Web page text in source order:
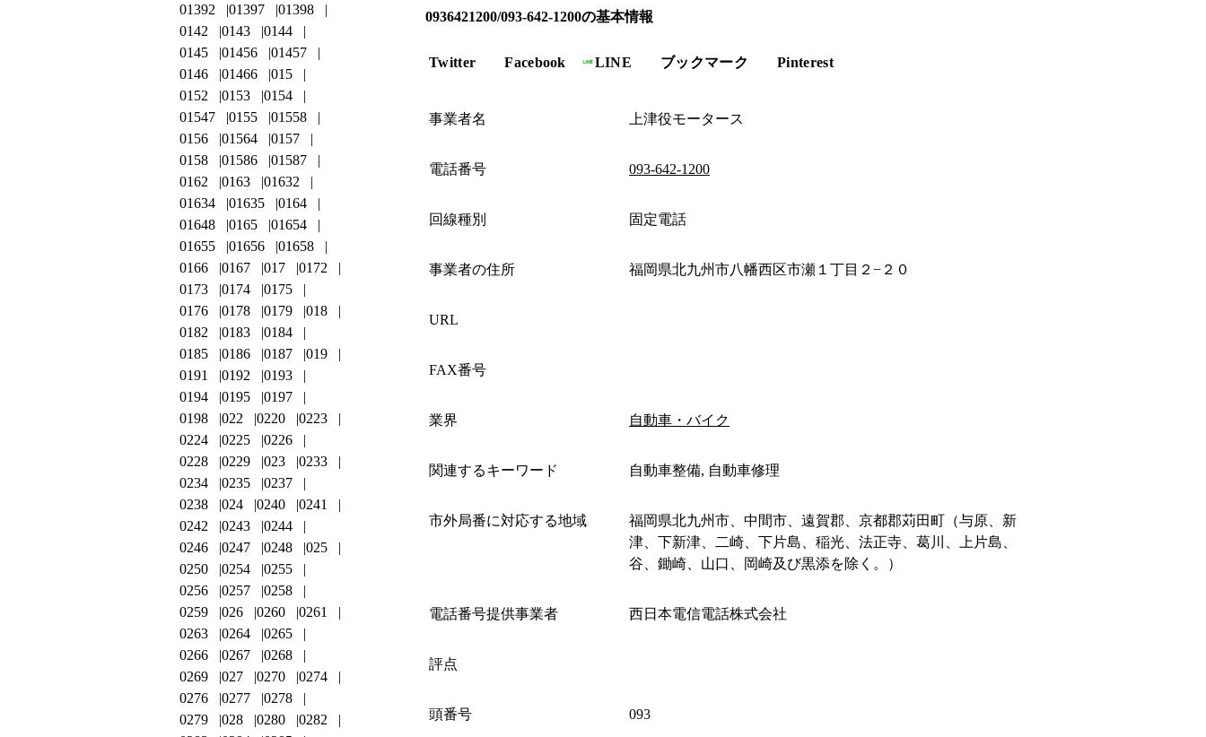
0936421200/093-642-1200の基本情報
Twitter Facebook LINE ブックマーク Pinterest
事業者名 上津役モータース
電話番号 093-642-1200
回線種別 固定電話
事業者の住所 福岡県北九州市八幡西区市瀬１丁目２−２０
URL
FAX番号
業界 自動車・バイク
関連するキーワード 自動車整備, 自動車修理
市外局番に対応する地域
福岡県北九州市、中間市、遠賀郡、京都郡苅田町（与原、新
津、下新津、二崎、下片島、稲光、法正寺、葛川、上片島、
谷、鋤崎、山口、岡崎及び黒添を除く。）
電話番号提供事業者 西日本電信電話株式会社
評点
頭番号 093
01392
01397
01398
0142
0143
0144
0145
01456
01457
0146
01466
015
0152
0153
0154
01547
0155
01558
0156
01564
0157
0158
01586
01587
0162
0163
01632
01634
01635
0164
01648
0165
01654
01655
01656
01658
0166
0167 017
0172
0173
0174
0175
0176
0178 0179
018
0182
0183
0184
0185
0186 0187
019
0191
0192
0193
0194
0195
0197
0198
022 0220
0223
0224
0225
0226
0228
0229 023
0233
0234
0235
0237
0238
024 0240
0241
0242
0243
0244
0246
0247 0248
025
0250
0254
0255
0256
0257
0258
0259
026 0260
0261
0263
0264
0265
0266
0267
0268
0269
027 0270
0274
0276
0277
0278
0279
028 0280
0282